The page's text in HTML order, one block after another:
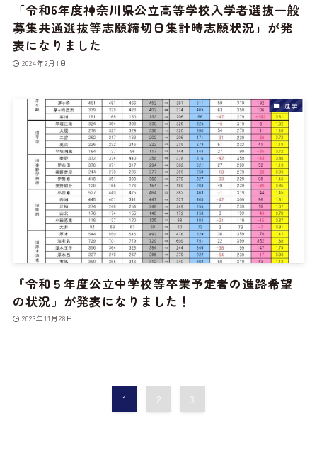
「令和6年度神奈川県公立高等学校入学者選抜一般
募集共通選抜等志願締切日集計時志願状況」が発
表になりました
2024年2月1日
進学
『令和５年度公立中学校等卒業予定者の進路希望
の状況』が発表になりました！
2023年11月28日
1 2 3